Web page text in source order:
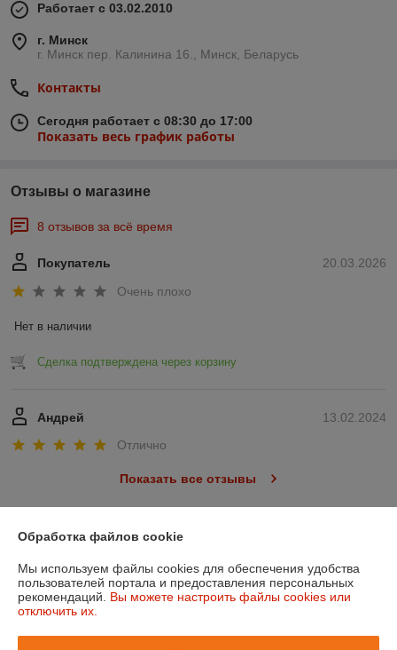
Работает с 03.02.2010
г. Минск
г. Минск пер. Калинина 16., Минск, Беларусь
Контакты
Сегодня работает с 08:30 до 17:00
Показать весь график работы
Отзывы о магазине
8 отзывов за всё время
20.03.2026
Покупатель
Очень плохо
Нет в наличии
Сделка подтверждена через корзину
13.02.2024
Андрей
Отлично
Показать все отзывы
О нас
Контакты
Обработка файлов cookie
Мы используем файлы cookies для обеспечения удобства
пользователей портала и предоставления персональных
рекомендаций. Вы можете настроить файлы cookies или
отключить их.